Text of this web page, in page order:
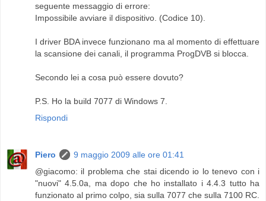
seguente messaggio di errore:
Impossibile avviare il dispositivo. (Codice 10).
I driver BDA invece funzionano ma al momento di effettuare
la scansione dei canali, il programma ProgDVB si blocca.
Secondo lei a cosa può essere dovuto?
P.S. Ho la build 7077 di Windows 7.
Rispondi
Piero
9 maggio 2009 alle ore 01:41
@giacomo: il problema che stai dicendo io lo tenevo con i
"nuovi" 4.5.0a, ma dopo che ho installato i 4.4.3 tutto ha
funzionato al primo colpo, sia sulla 7077 che sulla 7100 RC.